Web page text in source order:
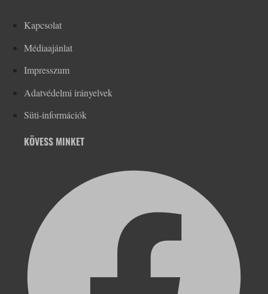
Kapcsolat
Médiaajánlat
Impresszum
Adatvédelmi irányelvek
Süti-információk
KÖVESS MINKET